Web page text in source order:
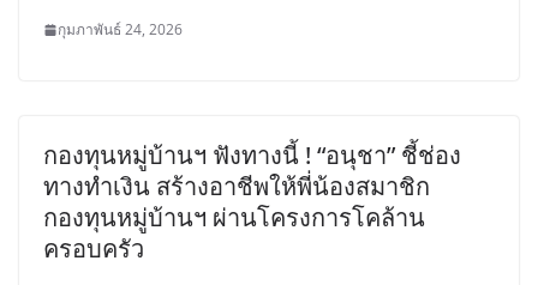
กุมภาพันธ์ 24, 2026
กองทุนหมู่บ้านฯ ฟังทางนี้ ! “อนุชา” ชี้ช่อง
ทางทำเงิน สร้างอาชีพให้พี่น้องสมาชิก
กองทุนหมู่บ้านฯ ผ่านโครงการโคล้าน
ครอบครัว